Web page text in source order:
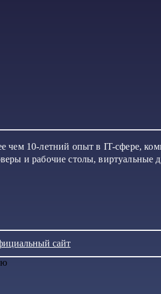
чем 10-летний опыт в IT-сфере,
и рабочие столы,
сайт